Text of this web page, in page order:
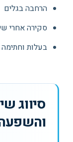
הרחבה בגלים
סקירה אחרי
בעלות וחתימה
סיווג